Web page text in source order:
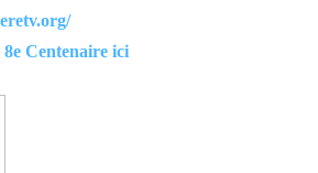
Centenaire ici